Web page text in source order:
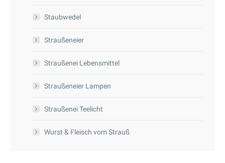
Staubwedel
Straußeneier
Straußenei Lebensmittel
Straußeneier Lampen
Straußenei Teelicht
Wurst & Fleisch vom Strauß